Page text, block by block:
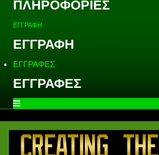
ΠΛΗΡΟΦΟΡΙΕΣ
ΕΓΓΡΑΦΗ
ΕΓΓΡΑΦΗ
ΕΓΓΡΑΦΕΣ
ΕΓΓΡΑΦΕΣ